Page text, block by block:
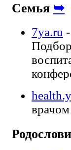
Семья ➥
7ya.ru